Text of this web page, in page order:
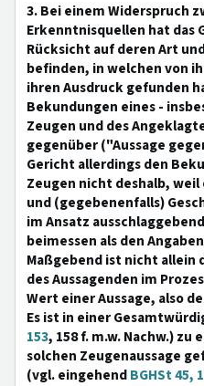
3. Bei einem Widerspruch
Erkenntnisquellen hat das
Rücksicht auf deren Art
befinden, in welchen von
ihren Ausdruck gefunden
Bekundungen eines -
Zeugen und des
gegenüber ("Aussage
Gericht allerdings den
Zeugen nicht deshalb,
und (gegebenenfalls)
im Ansatz
beimessen als den
Maßgebend ist nicht allein
des Aussagenden im
Wert einer Aussage, also
Es ist in einer
153, 158 f. m.w. Nachw.)
solchen Zeugenaussage
(vgl. eingehendBGHSt 45,